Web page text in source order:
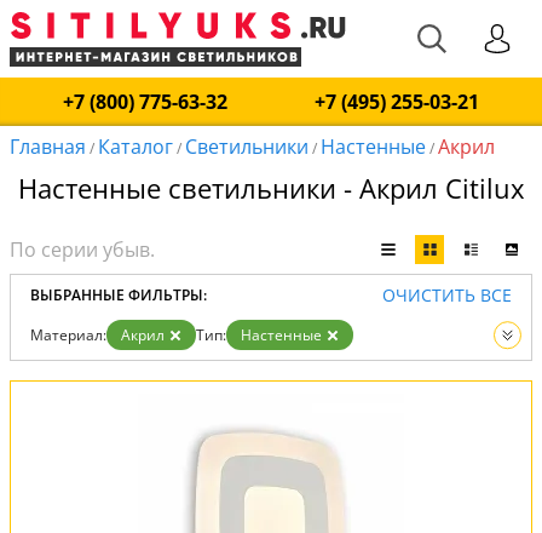
+7 (800) 775-63-32
+7 (495) 255-03-21
Главная / Каталог/ Светильники / Настенные/Акрил
Настенные светильники - Акрил Citilux
ВЫБРАННЫЕ ФИЛЬТРЫ: ОЧИСТИТЬ ВСЕ
Материал: Акрил Тип:
Настенные
Вид:
Светильники